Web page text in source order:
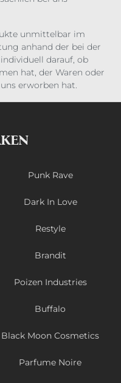
unmittelbar im
anhand der bei der
darauf, ob
hat, der Waren oder
erworben hat.
Punk Rave
Dark In Love
Restyle
Brandit
Poizen Industries
Buffalo
Black Moon Cosmetics
Parfume Noire